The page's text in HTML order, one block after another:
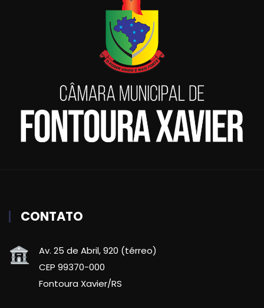
CONTATO
Av. 25 de Abril, 920 (térreo)
CEP 99370-000
Fontoura Xavier/RS